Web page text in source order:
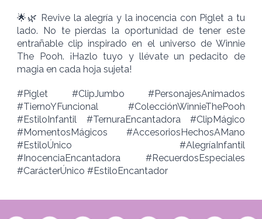
🌟🌿 Revive la alegría y la inocencia con Piglet a tu
lado. No te pierdas la oportunidad de tener este
entrañable clip inspirado en el universo de Winnie
The Pooh. ¡Hazlo tuyo y llévate un pedacito de
magia en cada hoja sujeta!
#Piglet #ClipJumbo #PersonajesAnimados
#TiernoYFuncional #ColecciónWinnieThePooh
#EstiloInfantil #TernuraEncantadora #ClipMágico
#MomentosMágicos #AccesoriosHechosAMano
#EstiloÚnico #AlegríaInfantil
#InocenciaEncantadora #RecuerdosEspeciales
#CarácterÚnico #EstiloEncantador